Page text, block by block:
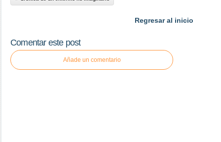
Regresar al inicio
Comentar este post
Añade un comentario